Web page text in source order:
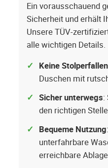
Ein vorausschauend
Sicherheit und erhält
Unsere TÜV-
alle wichtigen Details.
Keine Stolperfallen
Duschen mit
Sicher unterwegs:
den richtigen
Bequeme Nutzung
unterfahrbare
erreichbare